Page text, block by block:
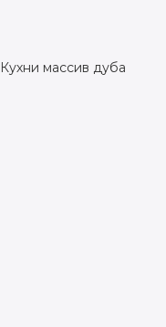
Кухни массив дуба